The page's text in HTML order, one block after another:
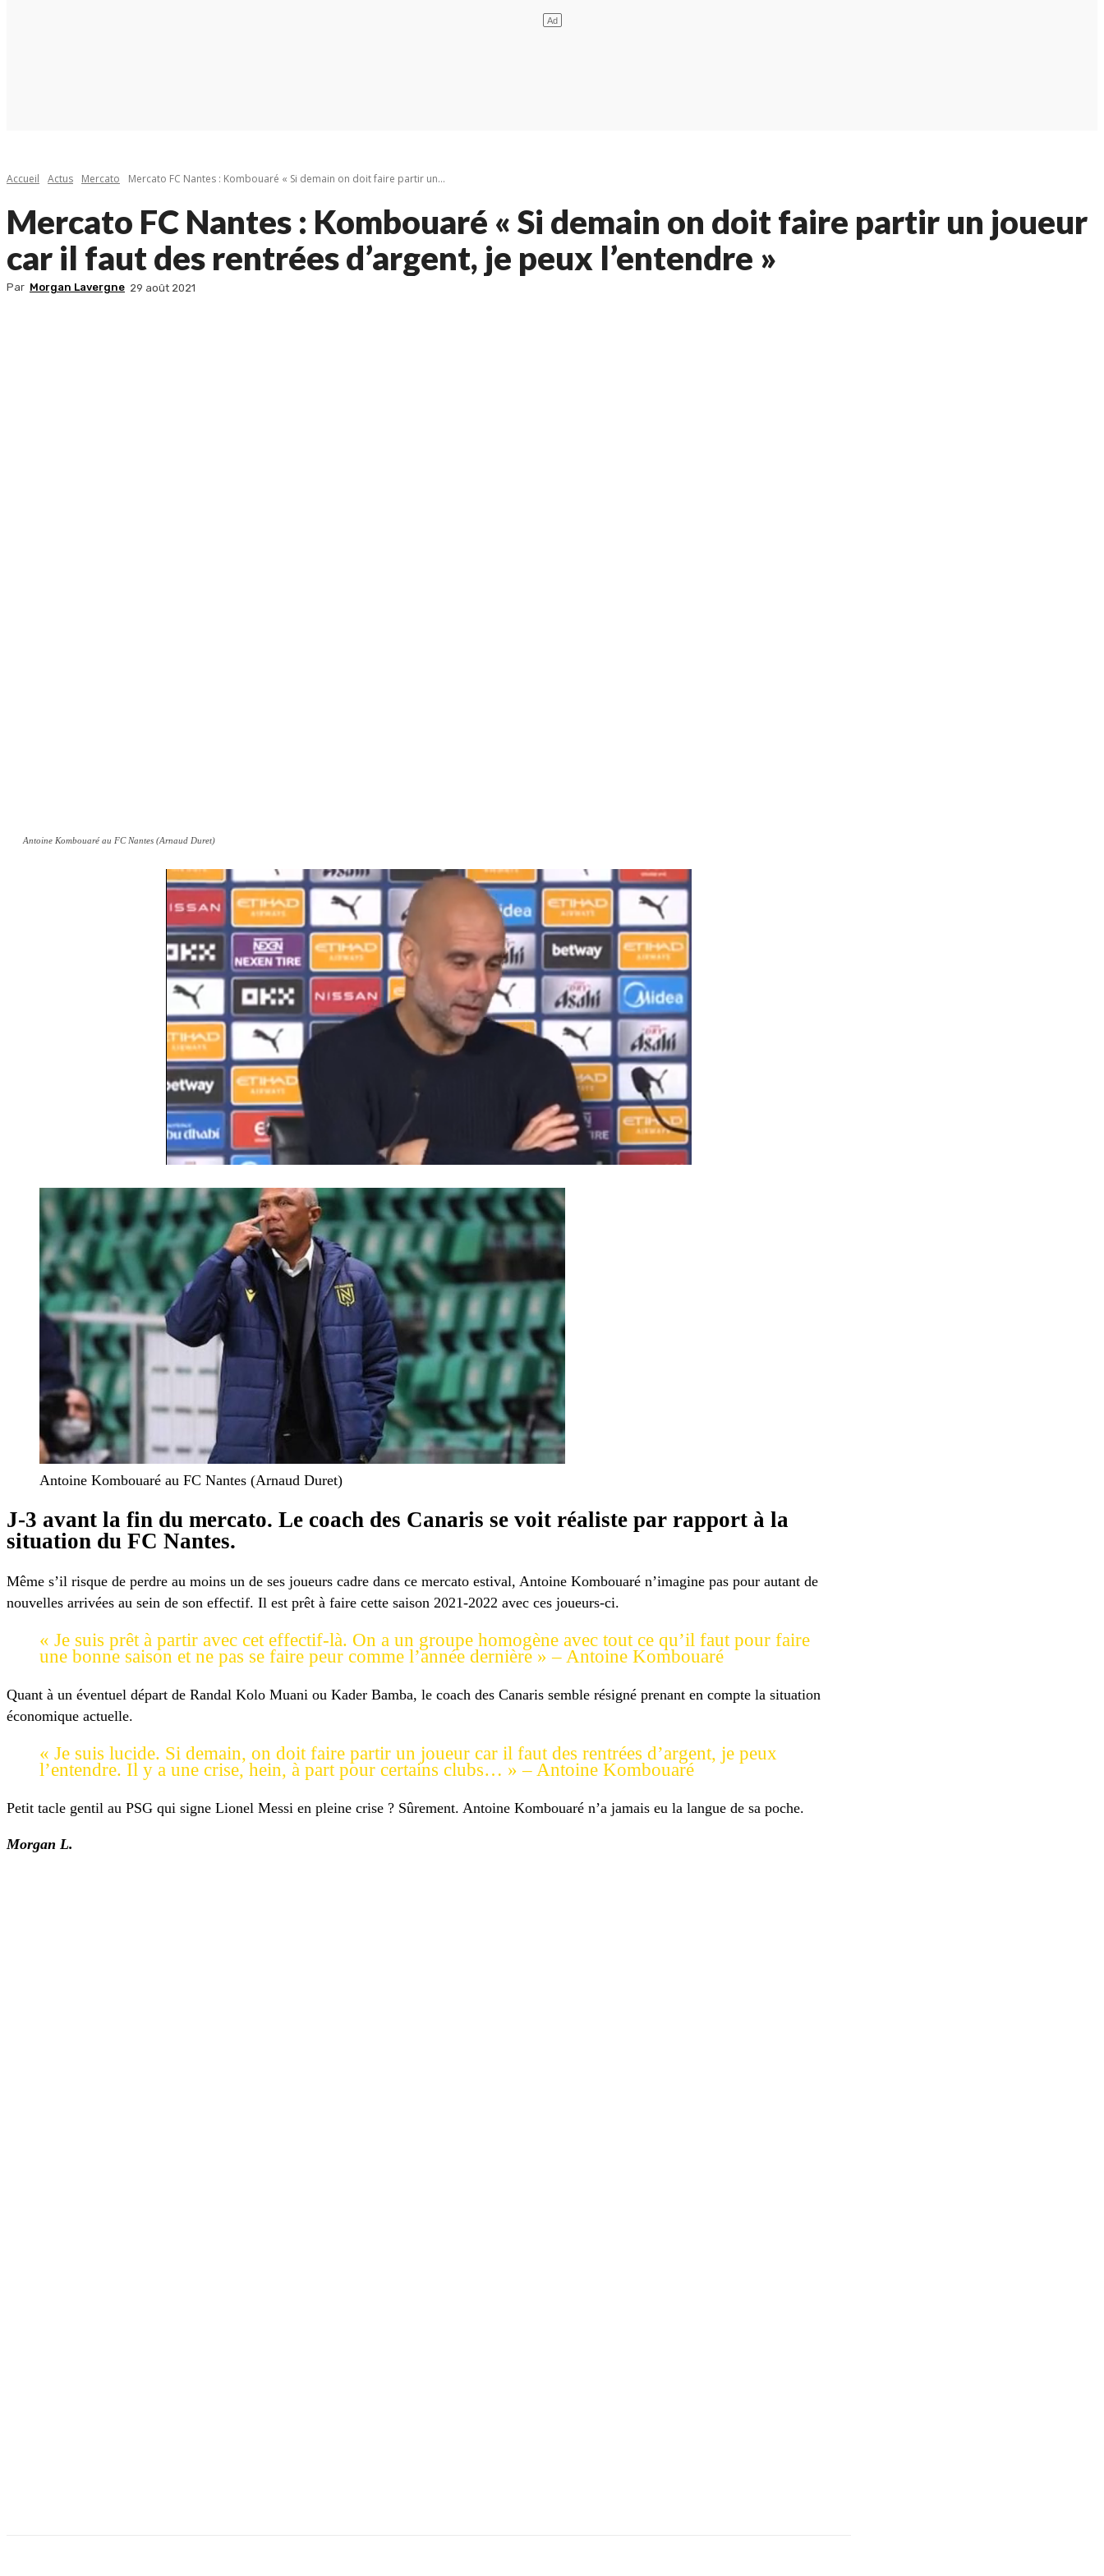
Accueil Actus Mercato Mercato FC Nantes : Kombouaré « Si demain on doit faire partir un...
Mercato FC Nantes : Kombouaré « Si demain on doit faire partir un joueur
car il faut des rentrées d’argent, je peux l’entendre »
Par Morgan Lavergne 29 août 2021
Antoine Kombouaré au FC Nantes (Arnaud Duret)
Antoine Kombouaré au FC Nantes (Arnaud Duret)
J-3 avant la fin du mercato. Le coach des Canaris se voit réaliste par rapport à la
situation du FC Nantes.
Même s’il risque de perdre au moins un de ses joueurs cadre dans ce mercato estival, Antoine Kombouaré n’imagine pas pour autant de
nouvelles arrivées au sein de son effectif. Il est prêt à faire cette saison 2021-2022 avec ces joueurs-ci.
« Je suis prêt à partir avec cet effectif-là. On a un groupe homogène avec tout ce qu’il faut pour faire
une bonne saison et ne pas se faire peur comme l’année dernière » – Antoine Kombouaré
Quant à un éventuel départ de Randal Kolo Muani ou Kader Bamba, le coach des Canaris semble résigné prenant en compte la situation
économique actuelle.
« Je suis lucide. Si demain, on doit faire partir un joueur car il faut des rentrées d’argent, je peux
l’entendre. Il y a une crise, hein, à part pour certains clubs… » – Antoine Kombouaré
Petit tacle gentil au PSG qui signe Lionel Messi en pleine crise ? Sûrement. Antoine Kombouaré n’a jamais eu la langue de sa poche.
Morgan L.